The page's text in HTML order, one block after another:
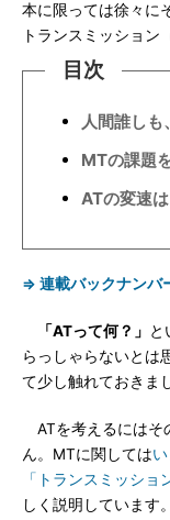
本に限っては徐々に
トランスミッション
目次
人間誰しも
MTの課題
ATの変速
⇒ 連載バックナンバ
「ATって何？」 と
らっしゃらないとは
て少し触れておきま
ATを考えるにはそ
ん。MTに関しては
「トランスミッショ
しく説明しています